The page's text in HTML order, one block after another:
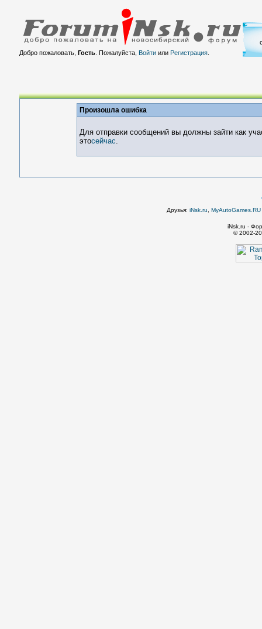
Добро пожаловать, Гость. Пожалуйста, Войтиили Регистрация.
Произошла ошибка
Для отправки сообщений вы должны зайти как
этосейчас.
Друзья: iNsk.ru
iNsk.ru -
© 2002-